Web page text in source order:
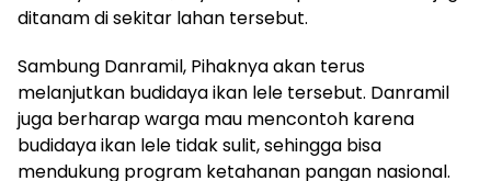
ditanam di sekitar lahan tersebut.
Sambung Danramil, Pihaknya akan terus
melanjutkan budidaya ikan lele tersebut. Danramil
juga berharap warga mau mencontoh karena
budidaya ikan lele tidak sulit, sehingga bisa
mendukung program ketahanan pangan nasional.